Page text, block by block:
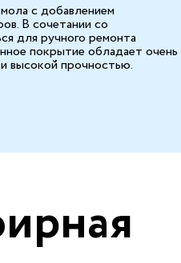
с добавлением
В сочетании со
для ручного ремонта
покрытие обладает очень
высокой прочностью.